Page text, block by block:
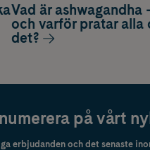
Vad är ashwagandha
och varför pratar alla
det?
på vårt
erbjudanden och det senaste